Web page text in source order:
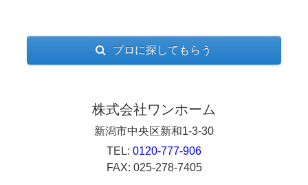
プロに探してもらう
株式会社ワンホーム
新潟市中央区新和1-3-30
TEL: 0120-777-906
FAX: 025-278-7405